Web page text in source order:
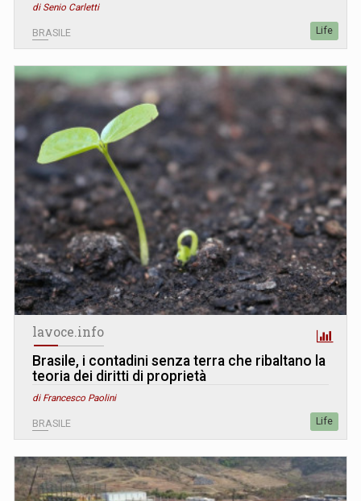
di Senio Carletti
BRASILE Life
lavoce.info
Brasile, i contadini senza terra che ribaltano la
teoria dei diritti di proprietà
di Francesco Paolini
BRASILE Life